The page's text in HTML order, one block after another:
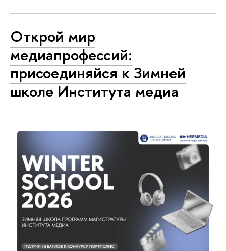
Открой мир
медиапрофессий:
присоединяйся к Зимней
школе Института медиа